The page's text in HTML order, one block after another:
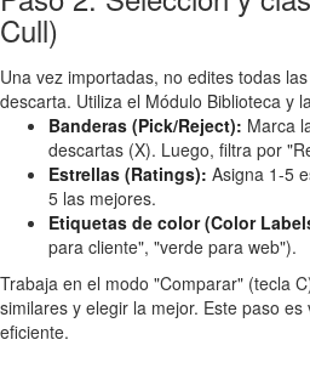
Cull)
Una vez importadas, no edites todas
descarta. Utiliza el Módulo Biblioteca y
Banderas (Pick/Reject): Marca
descartas (X). Luego, filtra por
Estrellas (Ratings): Asigna 1-5
5 las mejores.
Etiquetas de color (Color
para cliente", "verde para web").
Trabaja en el modo "Comparar" (tecla
similares y elegir la mejor. Este paso es
eficiente.